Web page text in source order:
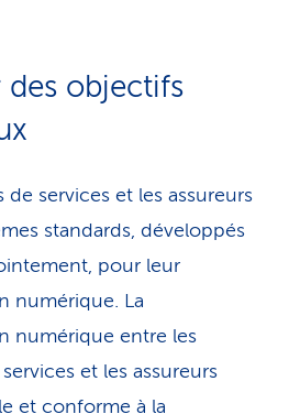
des objectifs
de services et les assureurs
standards, développés
pour leur
numérique. La
numérique entre les
et les assureurs
et conforme à la